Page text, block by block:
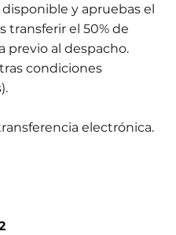
y apruebas el
transferir el 50% de
previo al despacho.
condiciones
electrónica.